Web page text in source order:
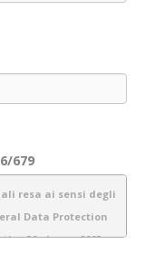
679
resa ai sensi degli
Data Protection
30 giugno 2003 n.